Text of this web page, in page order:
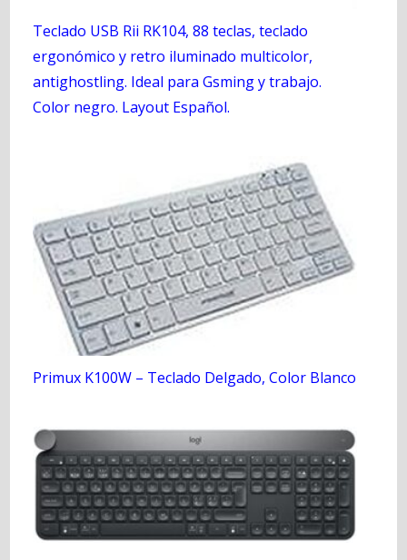
Teclado USB Rii RK104, 88 teclas, teclado
ergonómico y retro iluminado multicolor,
antighostling. Ideal para Gsming y trabajo.
Color negro. Layout Español.
Primux K100W – Teclado Delgado, Color Blanco